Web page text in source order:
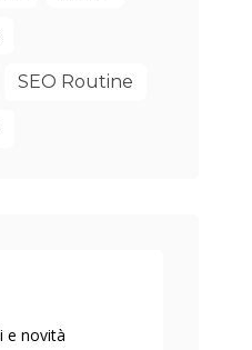
SEO Routine
e novità